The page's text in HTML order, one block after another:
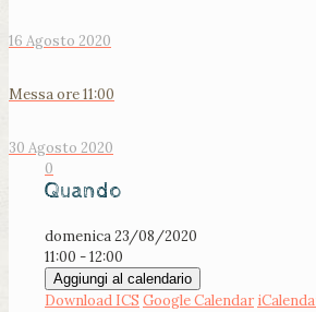
16 Agosto 2020
Messa ore 11:00
30 Agosto 2020
0
Quando
domenica 23/08/2020
11:00 - 12:00
Aggiungi al calendario
Download ICS Google Calendar